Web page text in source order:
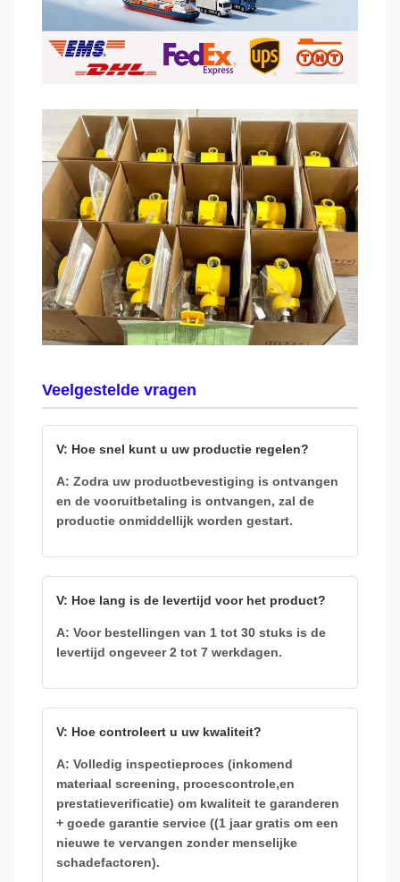
Veelgestelde vragen
V: Hoe snel kunt u uw productie regelen?
A: Zodra uw productbevestiging is ontvangen
en de vooruitbetaling is ontvangen, zal de
productie onmiddellijk worden gestart.
V: Hoe lang is de levertijd voor het product?
A: Voor bestellingen van 1 tot 30 stuks is de
levertijd ongeveer 2 tot 7 werkdagen.
V: Hoe controleert u uw kwaliteit?
A: Volledig inspectieproces (inkomend
materiaal screening, procescontrole,en
prestatieverificatie) om kwaliteit te garanderen
+ goede garantie service ((1 jaar gratis om een
nieuwe te vervangen zonder menselijke
schadefactoren).